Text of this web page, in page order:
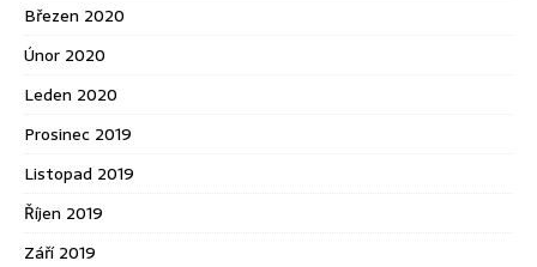
Březen 2020
Únor 2020
Leden 2020
Prosinec 2019
Listopad 2019
Říjen 2019
Září 2019